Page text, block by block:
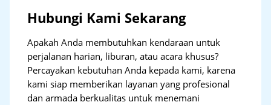
Hubungi Kami Sekarang
Apakah Anda membutuhkan kendaraan untuk
perjalanan harian, liburan, atau acara khusus?
Percayakan kebutuhan Anda kepada kami, karena
kami siap memberikan layanan yang profesional
dan armada berkualitas untuk menemani